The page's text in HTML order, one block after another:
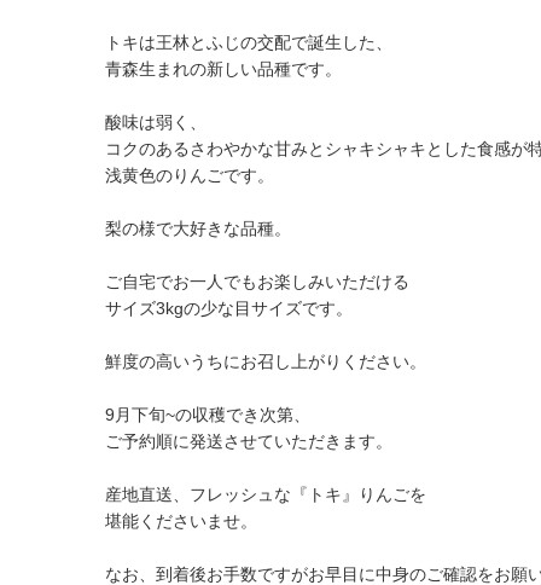
トキは王林とふじの交配で誕生した、
青森生まれの新しい品種です。
酸味は弱く、
コクのあるさわやかな甘みとシャキシャキとした食感が
浅黄色のりんごです。
梨の様で大好きな品種。
ご自宅でお一人でもお楽しみいただける
サイズ3kgの少な目サイズです。
鮮度の高いうちにお召し上がりください。
9月下旬~の収穫でき次第、
ご予約順に発送させていただきます。
産地直送、フレッシュな『トキ』りんごを
堪能くださいませ。
なお、到着後お手数ですがお早目に中身のご確認をお願